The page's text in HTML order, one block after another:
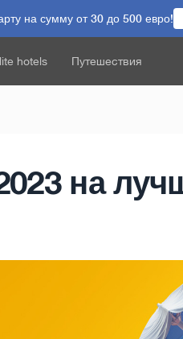
на сумму от 30 до 500 евро!
hotels Путешествия
на